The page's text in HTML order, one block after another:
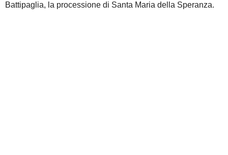
Battipaglia, la processione di Santa Maria della Speranza.